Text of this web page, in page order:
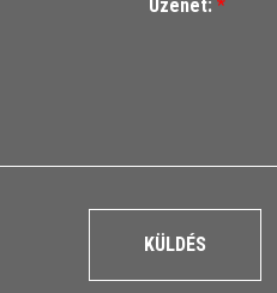
Üzenet: *
KÜLDÉS